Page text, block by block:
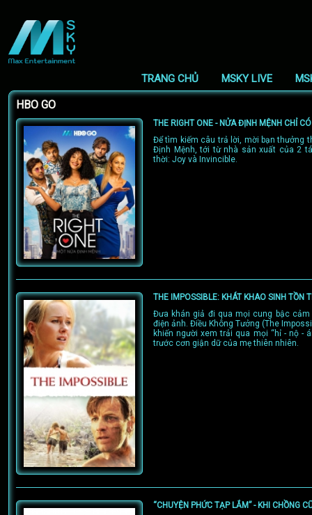
TRANG CHỦ MSKY LIVE
HBO GO
THE RIGHT ONE - NỬA ĐỊNH MỆNH CHỈ
Để tìm kiếm câu trả lời, mời bạn thưởng
Định Mệnh, tới từ nhà sản xuất của 2
thời: Joy và Invincible.
THE IMPOSSIBLE: KHÁT KHAO SINH TỒN
Đưa khán giả đi qua mọi cung bậc
điện ảnh. Điều Không Tưởng (The
khiến người xem trải qua mọi “hỉ - nộ -
trước cơn giận dữ của mẹ thiên nhiên.
“CHUYỆN PHỨC TẠP LẮM” - KHI CHỒNG